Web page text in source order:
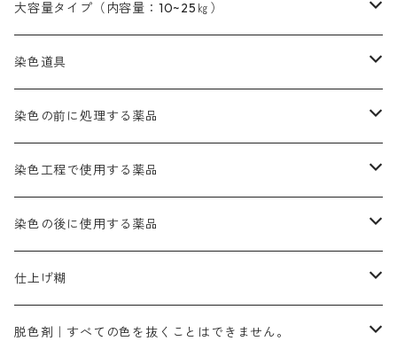
染料一覧ー100g入り
染料一覧ー500g入り
茶色系
灰色系
黒色系
灰色｜20g入りのみ公開
黒色
レットMFB｜赤色（定番の色合い）
レットMG｜黄みの朱色
ピンクMB｜ピンク色
青色系
ネビーブルーMB（定番の色合い）
ブルーMB（定番の色合い）
紫色系
バイオレットMFB
緑色系
ダークグリンMG（定番の色合い）
グリーンMB｜緑色
茶色系
ダークブロンMFB｜こげ茶色
ブロンHNR｜こげ茶色
黒色系
ブラックMK（赤みの黒色）
ブラックMG（青みの黒色）
白色系（定番の色合い）
ネオホワイトR
緑色｜在庫処分特価
茶色｜在庫処分特価
カッチ｜茶系
霧島産・晩秋茶｜黄金色（赤みの黄色）｜準備中
藍染
ぶどう糖
ハイドロサルファイトコンク
染色用途のハンカチ・バンダナ
45cm×45cm（ハンカチ）｜端の始末も綿糸｜タグなし
54cm×54cm（バンダナ）｜端の始末も綿糸｜タグなし
ローダミンB｜赤紫色｜マゼンダ色
アルカリ剤
ハイドロサルファイトコンク
酸性剤
54cm×54cm（バンダナ）｜端の始末も綿糸｜タグなし
大容量タイプ（内容量：10~25㎏）
芒硝｜綿の染色時の吸収促進剤
ソーダ灰｜アルカリ性のPH調整剤
硫酸第一鉄｜鉄媒染剤
染色道具
刷毛
摺込み刷毛（スリコミハケ）ー夏毛（硬いタイプ）
摺込み刷毛（スリコミハケ）ー冬毛（柔らかいタイプ）
ローケツ筆
ローケツ用筆｜1本～販売
ローケツ用筆ー10%off｜20本セットお取り寄せ品
洋型紙（9番手｜中薄口、10番手｜中厚口）
有償サンプル品｜約20cm×27cm
洋型紙9番手｜中薄口｜約54cm×110cm
張木｜入荷待ち
伸子
染色の前に処理する薬品
精練剤｜汚れ落とし剤｜針状マルセル石鹸
糊落とし剤｜ソルベンCA
濃染処理剤｜ソルバックスPS－900
染色工程で使用する薬品
染料の吸収促進剤
酢酸｜絹・羊毛・ナイロンに使用する
芒硝｜綿・麻の染色に使用する。
染料のムラ染め抑制剤（均染剤）
アゾリン200％｜綿・麻・絹・羊毛・ナイロンの染色
染料の浸透剤
染色の後に使用する薬品
ソーピング剤｜未定着の染料を除去すること
ネオポールB－300｜反応染料のソーピング剤
仕上げ剤｜柔軟・平滑剤
仕上げ糊
カルボキシメチルセルロース（CMC）
脱色剤｜すべての色を抜くことはできません。